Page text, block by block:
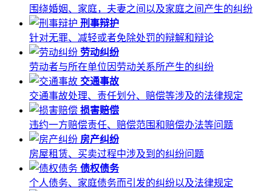
围绕婚姻、家庭，夫妻之间以及家庭之间产生的纠纷
刑事辩护
针对无罪、减轻或者免除处罚的辩解和辩论
劳动纠纷
劳动者与所在单位因劳动关系所产生的纠纷
交通事故
交通事故处理、责任划分、赔偿等涉及的法律规定
损害赔偿
违约一方赔偿责任、赔偿范围和赔偿办法等问题
房产纠纷
房屋租赁、买卖过程中涉及到的纠纷问题
债权债务
个人债务、家庭债务而引发的纠纷以及法律规定